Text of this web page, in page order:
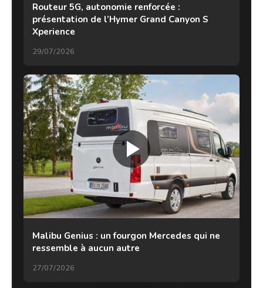
Routeur 5G, autonomie renforcée :
présentation de l’Hymer Grand Canyon S
Xperience
29/07/2026
Malibu Genius : un fourgon Mercedes qui ne
ressemble à aucun autre
27/07/2026